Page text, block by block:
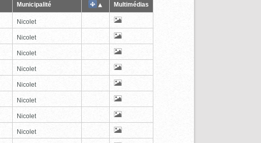
Municipalité Multimédias
Nicolet
Nicolet
Nicolet
Nicolet
Nicolet
Nicolet
Nicolet
Nicolet